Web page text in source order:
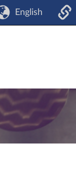
English